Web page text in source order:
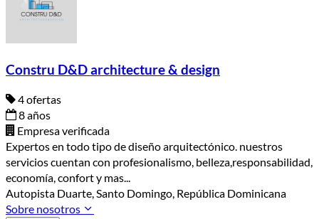
Constru D&D architecture & design
4 ofertas
8 años
Empresa verificada
Expertos en todo tipo de diseño arquitectónico. nuestros
servicios cuentan con profesionalismo, belleza,responsabilidad,
economía, confort y mas...
Autopista Duarte, Santo Domingo, República Dominicana
Sobre nosotros